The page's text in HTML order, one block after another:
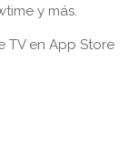
y más.
TV en App Store